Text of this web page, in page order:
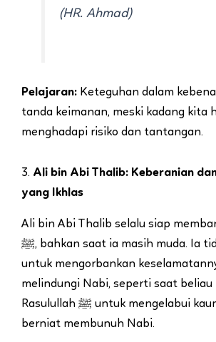
(HR. Ahmad)
Pelajaran: Keteguhan dalam
tanda keimanan, meski kadang kita
menghadapi risiko dan tantangan.
3. Ali bin Abi Thalib: Keberanian
yang Ikhlas
Ali bin Abi Thalib selalu siap
ﷺ, bahkan saat ia masih muda. Ia tidak pernah ragu
untuk mengorbankan
melindungi Nabi, seperti saat
Rasulullah ﷺ untuk mengelabui kaum Quraisy yang
berniat membunuh Nabi.